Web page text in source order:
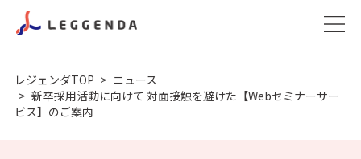
レジェンダTOP
ニュース
新卒採用活動に向けて 対面接触を避けた【Webセミナーサー
ビス】のご案内